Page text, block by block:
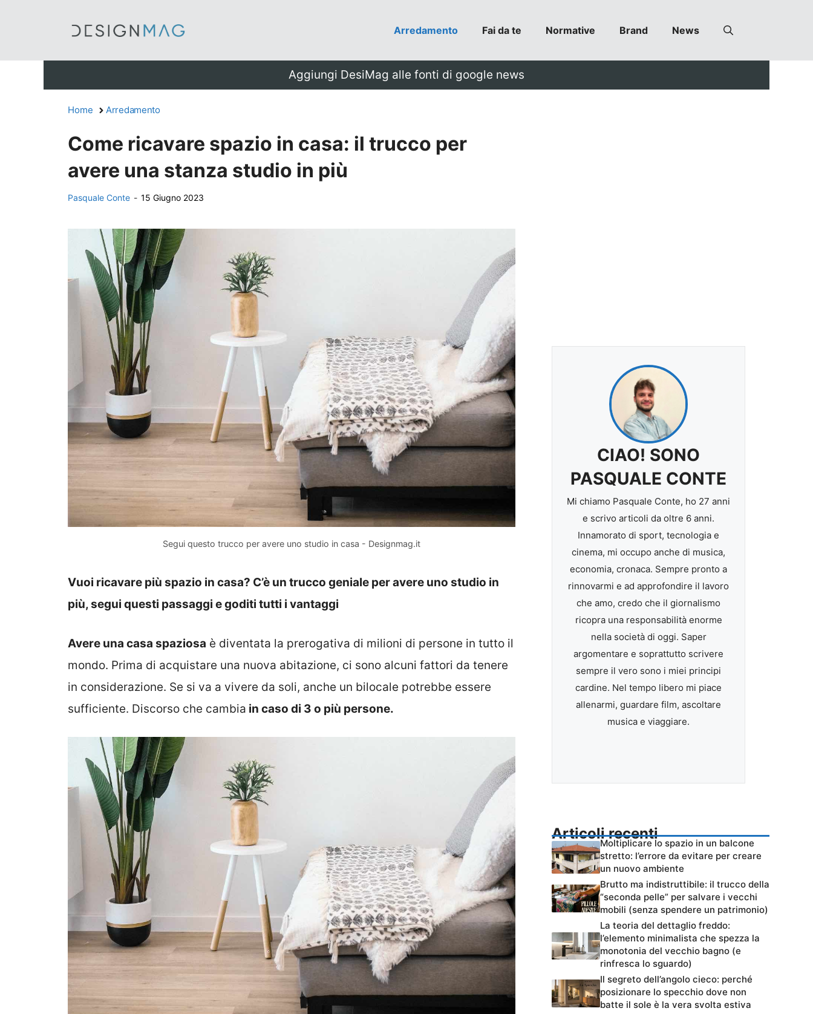
Arredamento Fai da te Normative Brand News
Aggiungi DesiMag alle fonti di google news
Home Arredamento
Come ricavare spazio in casa: il trucco per
avere una stanza studio in più
Pasquale Conte - 15 Giugno 2023
Segui questo trucco per avere uno studio in casa - Designmag.it
Vuoi ricavare più spazio in casa? C’è un trucco geniale per avere uno studio in
più, segui questi passaggi e goditi tutti i vantaggi
Avere una casa spaziosa è diventata la prerogativa di milioni di persone in tutto il
mondo. Prima di acquistare una nuova abitazione, ci sono alcuni fattori da tenere
in considerazione. Se si va a vivere da soli, anche un bilocale potrebbe essere
sufficiente. Discorso che cambia in caso di 3 o più persone.
CIAO! SONO
PASQUALE CONTE
Mi chiamo Pasquale Conte, ho 27 anni
e scrivo articoli da oltre 6 anni.
Innamorato di sport, tecnologia e
cinema, mi occupo anche di musica,
economia, cronaca. Sempre pronto a
rinnovarmi e ad approfondire il lavoro
che amo, credo che il giornalismo
ricopra una responsabilità enorme
nella società di oggi. Saper
argomentare e soprattutto scrivere
sempre il vero sono i miei principi
cardine. Nel tempo libero mi piace
allenarmi, guardare film, ascoltare
musica e viaggiare.
Articoli recenti
Moltiplicare lo spazio in un balcone
stretto: l’errore da evitare per creare
un nuovo ambiente
Brutto ma indistruttibile: il trucco della
“seconda pelle” per salvare i vecchi
mobili (senza spendere un patrimonio)
La teoria del dettaglio freddo:
l’elemento minimalista che spezza la
monotonia del vecchio bagno (e
rinfresca lo sguardo)
Il segreto dell’angolo cieco: perché
posizionare lo specchio dove non
batte il sole è la vera svolta estiva